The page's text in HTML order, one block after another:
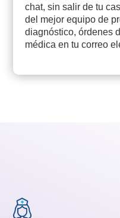
chat, sin salir de tu
del mejor equipo de
diagnóstico, órdenes
médica en tu correo